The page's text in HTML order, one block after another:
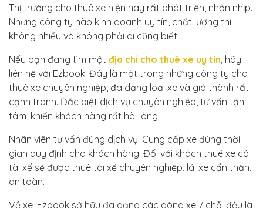
Thị trường cho thuê xe hiện nay rất phát triển, nhộn nhịp.
Nhưng công ty nào kinh doanh uy tín, chất lượng thì
không nhiều và không phải ai cũng biết.
Nếu bạn đang tìm một địa chỉ cho thuê xe uy tín , hãy
liên hệ với Ezbook. Đây là một trong những công ty cho
thuê xe chuyên nghiệp, đa dạng loại xe và giá thành rất
cạnh tranh. Đặc biệt dịch vụ chuyên nghiệp, tư vấn tận
tâm, khiến khách hàng rất hài lòng.
Nhân viên tư vấn đúng dịch vụ. Cung cấp xe đúng thời
gian quy định cho khách hàng. Đối với khách thuê xe có
tài xế sẽ được thuê tài xế chuyên nghiệp, lái xe cẩn thận,
an toàn.
Về xe, Ezbook sở hữu đa dạng các dòng xe 7 chỗ, đều là